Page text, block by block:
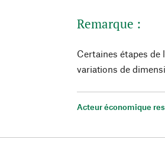
Remarque :
Certaines étapes de
variations de
Acteur économique